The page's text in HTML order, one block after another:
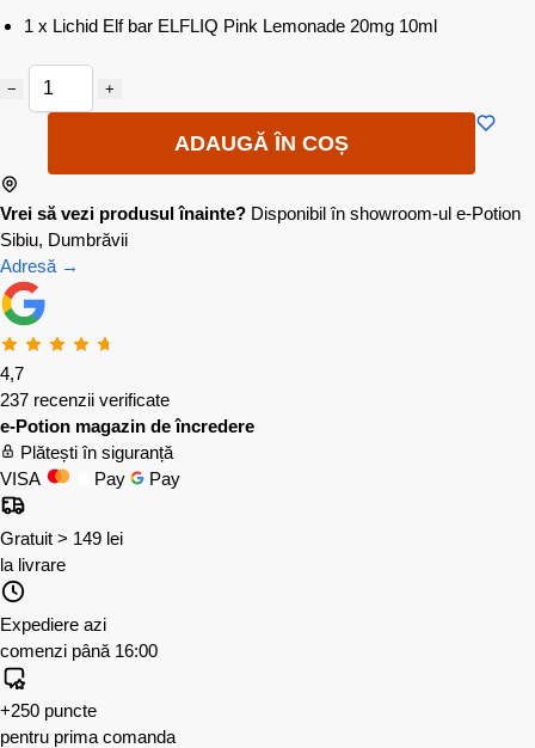
1 x Lichid Elf bar ELFLIQ Pink Lemonade 20mg 10ml
− +
ADAUGĂ ÎN COȘ
Vrei să vezi produsul înainte? Disponibil în showroom-ul e-Potion
Sibiu, Dumbrăvii
Adresă →
4,7
237 recenzii verificate
e-Potion magazin de încredere
Plătești în siguranță
VISA
Pay Pay
Gratuit > 149 lei
la livrare
Expediere azi
comenzi până 16:00
+250 puncte
pentru prima comanda